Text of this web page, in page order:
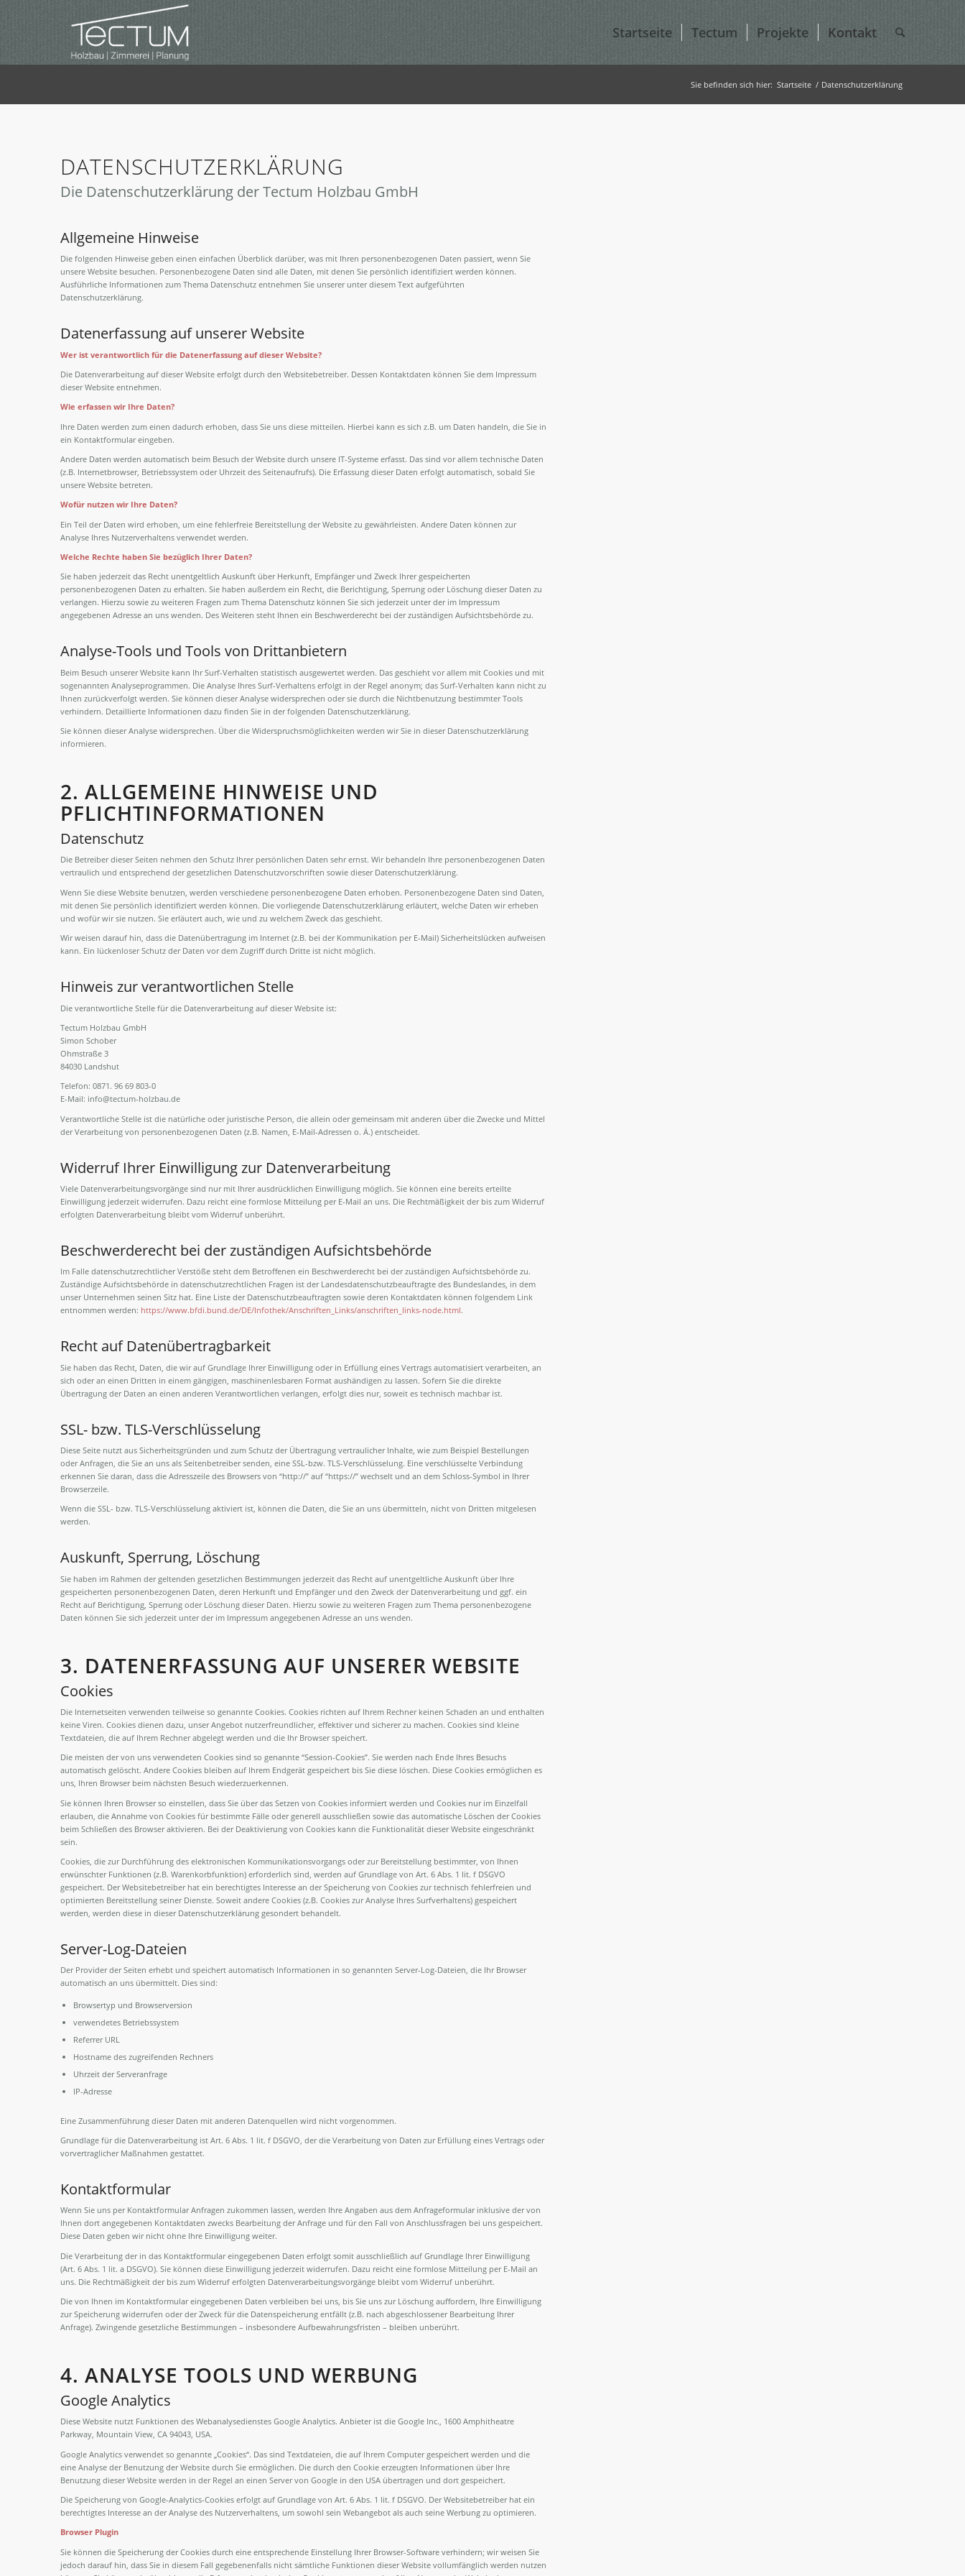
Startseite Tectum Projekte Kontakt
Sie befinden sich hier: Startseite / Datenschutzerklärung
DATENSCHUTZERKLÄRUNG
Die Datenschutzerklärung der Tectum Holzbau GmbH
Allgemeine Hinweise
Die folgenden Hinweise geben einen einfachen Überblick darüber, was mit Ihren personenbezogenen Daten passiert, wenn Sie
unsere Website besuchen. Personenbezogene Daten sind alle Daten, mit denen Sie persönlich identifiziert werden können.
Ausführliche Informationen zum Thema Datenschutz entnehmen Sie unserer unter diesem Text aufgeführten
Datenschutzerklärung.
Datenerfassung auf unserer Website
Wer ist verantwortlich für die Datenerfassung auf dieser Website?
Die Datenverarbeitung auf dieser Website erfolgt durch den Websitebetreiber. Dessen Kontaktdaten können Sie dem Impressum
dieser Website entnehmen.
Wie erfassen wir Ihre Daten?
Ihre Daten werden zum einen dadurch erhoben, dass Sie uns diese mitteilen. Hierbei kann es sich z.B. um Daten handeln, die Sie in
ein Kontaktformular eingeben.
Andere Daten werden automatisch beim Besuch der Website durch unsere IT-Systeme erfasst. Das sind vor allem technische Daten
(z.B. Internetbrowser, Betriebssystem oder Uhrzeit des Seitenaufrufs). Die Erfassung dieser Daten erfolgt automatisch, sobald Sie
unsere Website betreten.
Wofür nutzen wir Ihre Daten?
Ein Teil der Daten wird erhoben, um eine fehlerfreie Bereitstellung der Website zu gewährleisten. Andere Daten können zur
Analyse Ihres Nutzerverhaltens verwendet werden.
Welche Rechte haben Sie bezüglich Ihrer Daten?
Sie haben jederzeit das Recht unentgeltlich Auskunft über Herkunft, Empfänger und Zweck Ihrer gespeicherten
personenbezogenen Daten zu erhalten. Sie haben außerdem ein Recht, die Berichtigung, Sperrung oder Löschung dieser Daten zu
verlangen. Hierzu sowie zu weiteren Fragen zum Thema Datenschutz können Sie sich jederzeit unter der im Impressum
angegebenen Adresse an uns wenden. Des Weiteren steht Ihnen ein Beschwerderecht bei der zuständigen Aufsichtsbehörde zu.
Analyse-Tools und Tools von Drittanbietern
Beim Besuch unserer Website kann Ihr Surf-Verhalten statistisch ausgewertet werden. Das geschieht vor allem mit Cookies und mit
sogenannten Analyseprogrammen. Die Analyse Ihres Surf-Verhaltens erfolgt in der Regel anonym; das Surf-Verhalten kann nicht zu
Ihnen zurückverfolgt werden. Sie können dieser Analyse widersprechen oder sie durch die Nichtbenutzung bestimmter Tools
verhindern. Detaillierte Informationen dazu finden Sie in der folgenden Datenschutzerklärung.
Sie können dieser Analyse widersprechen. Über die Widerspruchsmöglichkeiten werden wir Sie in dieser Datenschutzerklärung
informieren.
2. ALLGEMEINE HINWEISE UND
PFLICHTINFORMATIONEN
Datenschutz
Die Betreiber dieser Seiten nehmen den Schutz Ihrer persönlichen Daten sehr ernst. Wir behandeln Ihre personenbezogenen Daten
vertraulich und entsprechend der gesetzlichen Datenschutzvorschriften sowie dieser Datenschutzerklärung.
Wenn Sie diese Website benutzen, werden verschiedene personenbezogene Daten erhoben. Personenbezogene Daten sind Daten,
mit denen Sie persönlich identifiziert werden können. Die vorliegende Datenschutzerklärung erläutert, welche Daten wir erheben
und wofür wir sie nutzen. Sie erläutert auch, wie und zu welchem Zweck das geschieht.
Wir weisen darauf hin, dass die Datenübertragung im Internet (z.B. bei der Kommunikation per E-Mail) Sicherheitslücken aufweisen
kann. Ein lückenloser Schutz der Daten vor dem Zugriff durch Dritte ist nicht möglich.
Hinweis zur verantwortlichen Stelle
Die verantwortliche Stelle für die Datenverarbeitung auf dieser Website ist:
Tectum Holzbau GmbH
Simon Schober
Ohmstraße 3
84030 Landshut
Telefon: 0871. 96 69 803-0
E-Mail: info@tectum-holzbau.de
Verantwortliche Stelle ist die natürliche oder juristische Person, die allein oder gemeinsam mit anderen über die Zwecke und Mittel
der Verarbeitung von personenbezogenen Daten (z.B. Namen, E-Mail-Adressen o. Ä.) entscheidet.
Widerruf Ihrer Einwilligung zur Datenverarbeitung
Viele Datenverarbeitungsvorgänge sind nur mit Ihrer ausdrücklichen Einwilligung möglich. Sie können eine bereits erteilte
Einwilligung jederzeit widerrufen. Dazu reicht eine formlose Mitteilung per E-Mail an uns. Die Rechtmäßigkeit der bis zum Widerruf
erfolgten Datenverarbeitung bleibt vom Widerruf unberührt.
Beschwerderecht bei der zuständigen Aufsichtsbehörde
Im Falle datenschutzrechtlicher Verstöße steht dem Betroffenen ein Beschwerderecht bei der zuständigen Aufsichtsbehörde zu.
Zuständige Aufsichtsbehörde in datenschutzrechtlichen Fragen ist der Landesdatenschutzbeauftragte des Bundeslandes, in dem
unser Unternehmen seinen Sitz hat. Eine Liste der Datenschutzbeauftragten sowie deren Kontaktdaten können folgendem Link
entnommen werden: https://www.bfdi.bund.de/DE/Infothek/Anschriften_Links/anschriften_links-node.html.
Recht auf Datenübertragbarkeit
Sie haben das Recht, Daten, die wir auf Grundlage Ihrer Einwilligung oder in Erfüllung eines Vertrags automatisiert verarbeiten, an
sich oder an einen Dritten in einem gängigen, maschinenlesbaren Format aushändigen zu lassen. Sofern Sie die direkte
Übertragung der Daten an einen anderen Verantwortlichen verlangen, erfolgt dies nur, soweit es technisch machbar ist.
SSL- bzw. TLS-Verschlüsselung
Diese Seite nutzt aus Sicherheitsgründen und zum Schutz der Übertragung vertraulicher Inhalte, wie zum Beispiel Bestellungen
oder Anfragen, die Sie an uns als Seitenbetreiber senden, eine SSL-bzw. TLS-Verschlüsselung. Eine verschlüsselte Verbindung
erkennen Sie daran, dass die Adresszeile des Browsers von “http://” auf “https://” wechselt und an dem Schloss-Symbol in Ihrer
Browserzeile.
Wenn die SSL- bzw. TLS-Verschlüsselung aktiviert ist, können die Daten, die Sie an uns übermitteln, nicht von Dritten mitgelesen
werden.
Auskunft, Sperrung, Löschung
Sie haben im Rahmen der geltenden gesetzlichen Bestimmungen jederzeit das Recht auf unentgeltliche Auskunft über Ihre
gespeicherten personenbezogenen Daten, deren Herkunft und Empfänger und den Zweck der Datenverarbeitung und ggf. ein
Recht auf Berichtigung, Sperrung oder Löschung dieser Daten. Hierzu sowie zu weiteren Fragen zum Thema personenbezogene
Daten können Sie sich jederzeit unter der im Impressum angegebenen Adresse an uns wenden.
3. DATENERFASSUNG AUF UNSERER WEBSITE
Cookies
Die Internetseiten verwenden teilweise so genannte Cookies. Cookies richten auf Ihrem Rechner keinen Schaden an und enthalten
keine Viren. Cookies dienen dazu, unser Angebot nutzerfreundlicher, effektiver und sicherer zu machen. Cookies sind kleine
Textdateien, die auf Ihrem Rechner abgelegt werden und die Ihr Browser speichert.
Die meisten der von uns verwendeten Cookies sind so genannte “Session-Cookies”. Sie werden nach Ende Ihres Besuchs
automatisch gelöscht. Andere Cookies bleiben auf Ihrem Endgerät gespeichert bis Sie diese löschen. Diese Cookies ermöglichen es
uns, Ihren Browser beim nächsten Besuch wiederzuerkennen.
Sie können Ihren Browser so einstellen, dass Sie über das Setzen von Cookies informiert werden und Cookies nur im Einzelfall
erlauben, die Annahme von Cookies für bestimmte Fälle oder generell ausschließen sowie das automatische Löschen der Cookies
beim Schließen des Browser aktivieren. Bei der Deaktivierung von Cookies kann die Funktionalität dieser Website eingeschränkt
sein.
Cookies, die zur Durchführung des elektronischen Kommunikationsvorgangs oder zur Bereitstellung bestimmter, von Ihnen
erwünschter Funktionen (z.B. Warenkorbfunktion) erforderlich sind, werden auf Grundlage von Art. 6 Abs. 1 lit. f DSGVO
gespeichert. Der Websitebetreiber hat ein berechtigtes Interesse an der Speicherung von Cookies zur technisch fehlerfreien und
optimierten Bereitstellung seiner Dienste. Soweit andere Cookies (z.B. Cookies zur Analyse Ihres Surfverhaltens) gespeichert
werden, werden diese in dieser Datenschutzerklärung gesondert behandelt.
Server-Log-Dateien
Der Provider der Seiten erhebt und speichert automatisch Informationen in so genannten Server-Log-Dateien, die Ihr Browser
automatisch an uns übermittelt. Dies sind:
Browsertyp und Browserversion
verwendetes Betriebssystem
Referrer URL
Hostname des zugreifenden Rechners
Uhrzeit der Serveranfrage
IP-Adresse
Eine Zusammenführung dieser Daten mit anderen Datenquellen wird nicht vorgenommen.
Grundlage für die Datenverarbeitung ist Art. 6 Abs. 1 lit. f DSGVO, der die Verarbeitung von Daten zur Erfüllung eines Vertrags oder
vorvertraglicher Maßnahmen gestattet.
Kontaktformular
Wenn Sie uns per Kontaktformular Anfragen zukommen lassen, werden Ihre Angaben aus dem Anfrageformular inklusive der von
Ihnen dort angegebenen Kontaktdaten zwecks Bearbeitung der Anfrage und für den Fall von Anschlussfragen bei uns gespeichert.
Diese Daten geben wir nicht ohne Ihre Einwilligung weiter.
Die Verarbeitung der in das Kontaktformular eingegebenen Daten erfolgt somit ausschließlich auf Grundlage Ihrer Einwilligung
(Art. 6 Abs. 1 lit. a DSGVO). Sie können diese Einwilligung jederzeit widerrufen. Dazu reicht eine formlose Mitteilung per E-Mail an
uns. Die Rechtmäßigkeit der bis zum Widerruf erfolgten Datenverarbeitungsvorgänge bleibt vom Widerruf unberührt.
Die von Ihnen im Kontaktformular eingegebenen Daten verbleiben bei uns, bis Sie uns zur Löschung auffordern, Ihre Einwilligung
zur Speicherung widerrufen oder der Zweck für die Datenspeicherung entfällt (z.B. nach abgeschlossener Bearbeitung Ihrer
Anfrage). Zwingende gesetzliche Bestimmungen – insbesondere Aufbewahrungsfristen – bleiben unberührt.
4. ANALYSE TOOLS UND WERBUNG
Google Analytics
Diese Website nutzt Funktionen des Webanalysedienstes Google Analytics. Anbieter ist die Google Inc., 1600 Amphitheatre
Parkway, Mountain View, CA 94043, USA.
Google Analytics verwendet so genannte „Cookies“. Das sind Textdateien, die auf Ihrem Computer gespeichert werden und die
eine Analyse der Benutzung der Website durch Sie ermöglichen. Die durch den Cookie erzeugten Informationen über Ihre
Benutzung dieser Website werden in der Regel an einen Server von Google in den USA übertragen und dort gespeichert.
Die Speicherung von Google-Analytics-Cookies erfolgt auf Grundlage von Art. 6 Abs. 1 lit. f DSGVO. Der Websitebetreiber hat ein
berechtigtes Interesse an der Analyse des Nutzerverhaltens, um sowohl sein Webangebot als auch seine Werbung zu optimieren.
Browser Plugin
Sie können die Speicherung der Cookies durch eine entsprechende Einstellung Ihrer Browser-Software verhindern; wir weisen Sie
jedoch darauf hin, dass Sie in diesem Fall gegebenenfalls nicht sämtliche Funktionen dieser Website vollumfänglich werden nutzen